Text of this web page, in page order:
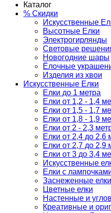
Каталог
% Скидки
Искусственные
Высотные Елки
Электрогирлянды
Световые
Новогодние шары
Ёлочные
Изделия из хвои
Искусственные Елки
Елки до 1 метра
Елки от 1,2 - 1,4
Елки от 1,5 - 1,7
Елки от 1,8 - 1,9
Елки от 2 - 2,3
Елки от 2,4 до 2,6
Елки от 2,7 до 2,9
Елки от 3 до 3,4
Искусственные
Елки с
Заснеженные елки
Цветные елки
Настенные и
Креативные и